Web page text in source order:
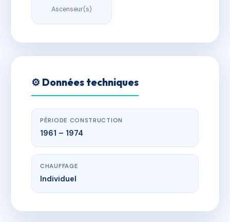
Ascenseur(s)
⚙️ Données techniques
PÉRIODE CONSTRUCTION
1961 – 1974
CHAUFFAGE
Individuel